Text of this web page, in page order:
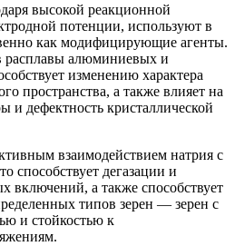
высокой реакционной
потенции, используют в
как модифицирующие агенты.
расплавы алюминиевых и
изменению характера
пространства, а также влияет на
и дефектность кристаллической
взаимодействием натрия с
способствует дегазации и
включений, а также способствует
типов зерен — зерен с
и стойкостью к